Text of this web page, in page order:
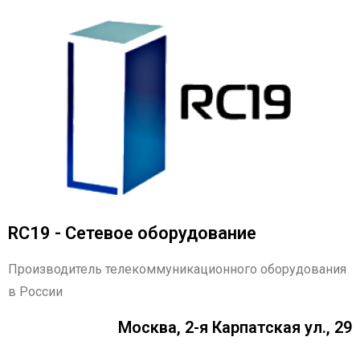
RC19 - Сетевое оборудование
Производитель телекоммуникационного оборудования
в России
Москва, 2-я Карпатская ул., 29